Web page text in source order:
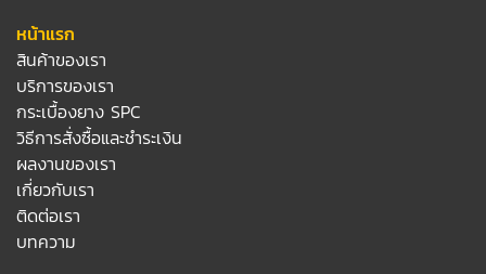
หน้าแรก
สินค้าของเรา
บริการของเรา
กระเบื้องยาง SPC
วิธีการสั่งซื้อและชำระเงิน
ผลงานของเรา
เกี่ยวกับเรา
ติดต่อเรา
บทความ